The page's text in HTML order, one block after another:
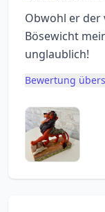
Obwohl er
Bösewicht
unglaublich!
Bewertung